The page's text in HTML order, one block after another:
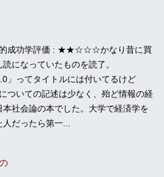
成功学評価 : ★★☆☆☆かなり昔に買
読になっていたものを読了。
」ってタイトルには付いてるけど
ついての記述は少なく、殆ど情報の経
本社会論の本でした。大学で経済学を
人だったら第一...